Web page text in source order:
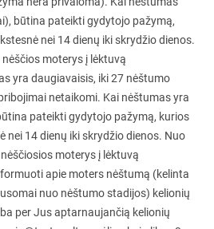
būtina pateikti gydytojo pažymą,
nei 14 dienų iki skrydžio dienos.
moterys į lėktuvą
yra daugiavaisis, iki 27 nėštumo
netaikomi. Kai nėštumas yra
pateikti gydytojo pažymą, kurios
nei 14 dienų iki skrydžio dienos. Nuo
moterys į lėktuvą
apie moters nėštumą (kelinta
nuo nėštumo stadijos) kelionių
per Jus aptarnaujančią kelionių